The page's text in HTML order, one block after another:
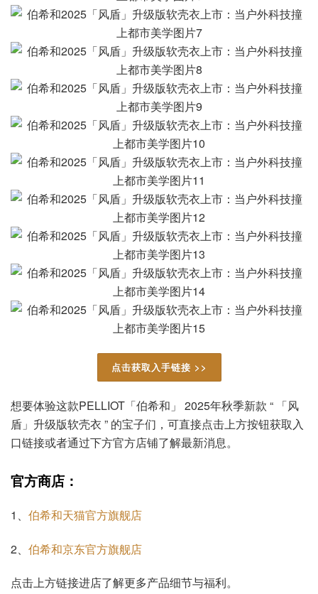
点击获取入手链接 >>
想要体验这款PELLIOT「伯希和」 2025年秋季新款 “ 「风
盾」升级版软壳衣 ” 的宝子们，可直接点击上方按钮获取入
口链接或者通过下方官方店铺了解最新消息。
官方商店：
1、 伯希和天猫官方旗舰店
2、 伯希和京东官方旗舰店
点击上方链接进店了解更多产品细节与福利。